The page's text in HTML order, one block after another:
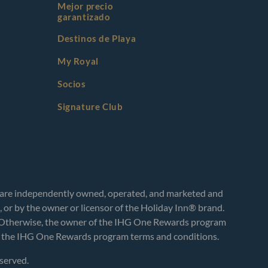
Mejor precio
garantizado
Destinos de Playa
My Royal
Socios
Signature Club
independently owned, operated, and marketed and
or by the owner or licensor of the Holiday Inn® brand.
the owner of the IHG One Rewards program
IHG One Rewards program terms and conditions.